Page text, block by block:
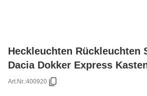
Heckleuchten Rückleuchten
Dacia Dokker Express
Art.Nr.:400920